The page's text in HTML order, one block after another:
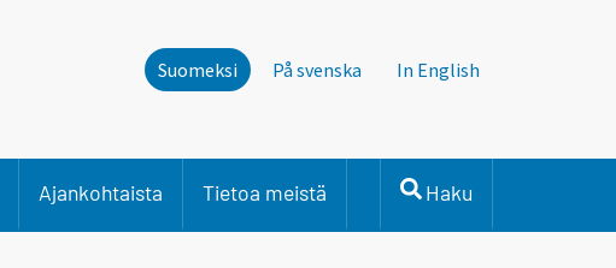
Suomeksi På svenska In English
Ajankohtaista Tietoa meistä Haku